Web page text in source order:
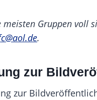
meisten Gruppen voll
.
zur
zur